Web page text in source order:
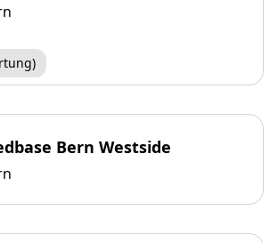
Bern Westside